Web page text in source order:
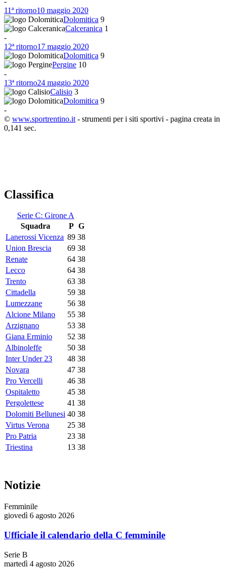
11ª ritorno10 maggio 2020
Dolomitica 9
Calceranica 1
-
12ª ritorno17 maggio 2020
Dolomitica 9
Pergine 10
-
13ª ritorno24 maggio 2020
Calisio 3
Dolomitica 9
-
© www.sportrentino.it - strumenti per i siti sportivi - pagina creata in
0,141 sec.
Classifica
Serie C: Girone A
Squadra
P G
Lanerossi Vicenza 89 38
Union Brescia
69 38
Renate
64 38
Lecco
64 38
Trento
63 38
Cittadella
59 38
Lumezzane
56 38
Alcione Milano
55 38
Arzignano
53 38
Giana Erminio
52 38
Albinoleffe
50 38
Inter Under 23
48 38
Novara
47 38
Pro Vercelli
46 38
Ospitaletto
45 38
Pergolettese
41 38
Dolomiti Bellunesi 40 38
Virtus Verona
25 38
Pro Patria
23 38
Triestina
13 38
Notizie
Femminile
giovedì 6 agosto 2026
Ufficiale il calendario della C femminile
Serie B
martedì 4 agosto 2026